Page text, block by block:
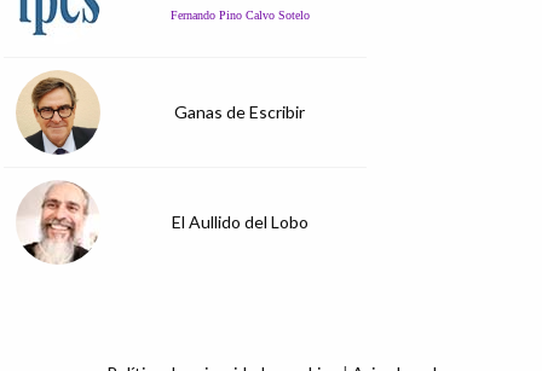
Fernando Pino Calvo Sotelo
Ganas de Escribir
El Aullido del Lobo